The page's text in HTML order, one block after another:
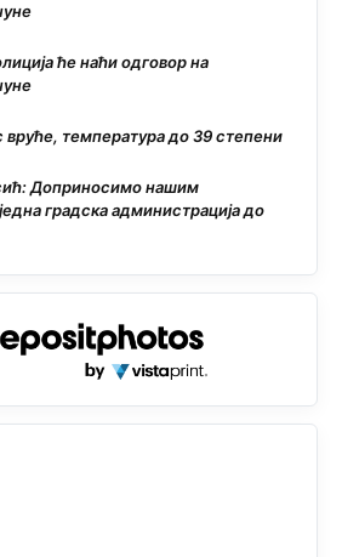
ће наћи одговор на
вруће, температура до 39 степени
Доприносимо нашим
градска администрација до